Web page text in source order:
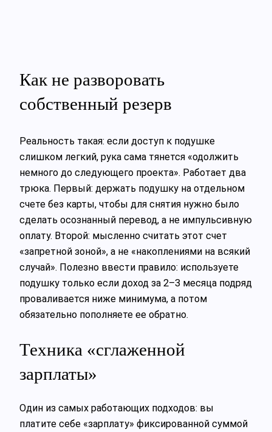
Как не разворовать
собственный резерв
Реальность такая: если доступ к подушке
слишком легкий, рука сама тянется «одолжить
немного до следующего проекта». Работает два
трюка. Первый: держать подушку на отдельном
счете без карты, чтобы для снятия нужно было
сделать осознанный перевод, а не импульсивную
оплату. Второй: мысленно считать этот счет
«запретной зоной», а не «накоплениями на всякий
случай». Полезно ввести правило: используете
подушку только если доход за 2–3 месяца подряд
проваливается ниже минимума, а потом
обязательно пополняете ее обратно.
Техника «сглаженной
зарплаты»
Один из самых работающих подходов: вы
платите себе «зарплату» фиксированной суммой